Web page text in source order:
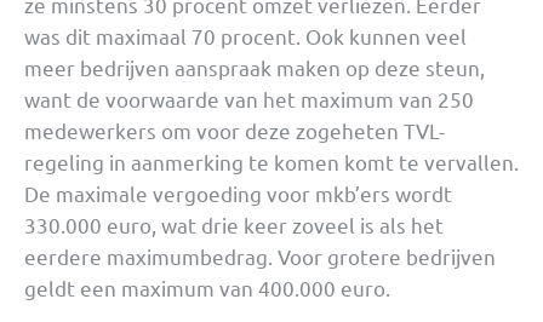
was dit maximaal 70 procent. Ook kunnen veel
meer bedrijven aanspraak maken op deze steun,
want de voorwaarde van het maximum van 250
medewerkers om voor deze zogeheten TVL-
regeling in aanmerking te komen komt te vervallen.
De maximale vergoeding voor mkb’ers wordt
330.000 euro, wat drie keer zoveel is als het
eerdere maximumbedrag. Voor grotere bedrijven
geldt een maximum van 400.000 euro.